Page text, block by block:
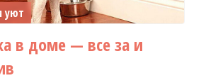
уют
в доме — все за и